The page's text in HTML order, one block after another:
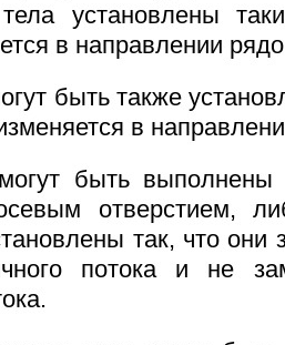
установлены
в направлении
быть также
в
быть выполнены
отверстием,
так, что они
потока и не